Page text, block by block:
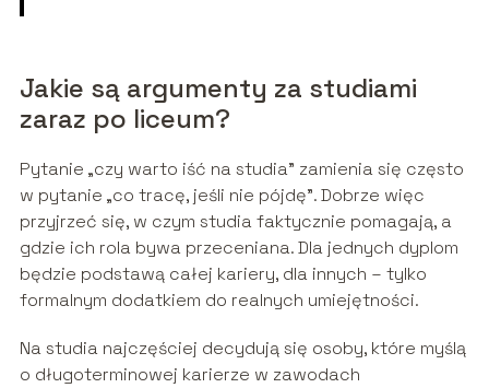
Jakie są argumenty za studiami
zaraz po liceum?
Pytanie „czy warto iść na studia” zamienia się często
w pytanie „co tracę, jeśli nie pójdę”. Dobrze więc
przyjrzeć się, w czym studia faktycznie pomagają, a
gdzie ich rola bywa przeceniana. Dla jednych dyplom
będzie podstawą całej kariery, dla innych – tylko
formalnym dodatkiem do realnych umiejętności.
Na studia najczęściej decydują się osoby, które myślą
o długoterminowej karierze w zawodach